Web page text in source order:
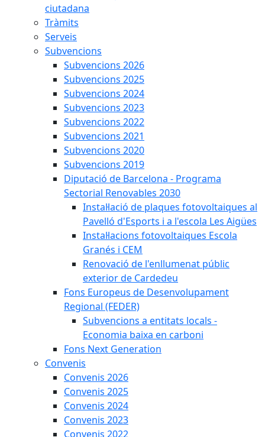
ciutadana
Tràmits
Serveis
Subvencions
Subvencions 2026
Subvencions 2025
Subvencions 2024
Subvencions 2023
Subvencions 2022
Subvencions 2021
Subvencions 2020
Subvencions 2019
Diputació de Barcelona - Programa
Sectorial Renovables 2030
Instal·lació de plaques fotovoltaiques al
Pavelló d'Esports i a l'escola Les Aigües
Instal·lacions fotovoltaiques Escola
Granés i CEM
Renovació de l'enllumenat públic
exterior de Cardedeu
Fons Europeus de Desenvolupament
Regional (FEDER)
Subvencions a entitats locals -
Economia baixa en carboni
Fons Next Generation
Convenis
Convenis 2026
Convenis 2025
Convenis 2024
Convenis 2023
Convenis 2022